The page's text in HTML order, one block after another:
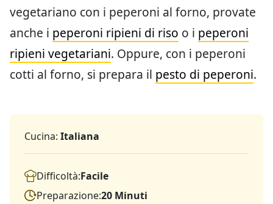
vegetariano con i peperoni al forno, provate
anche i peperoni ripieni di riso o i peperoni
ripieni vegetariani. Oppure, con i peperoni
cotti al forno, si prepara il pesto di peperoni.
Cucina: Italiana
Difficoltà:Facile
Preparazione:20 Minuti